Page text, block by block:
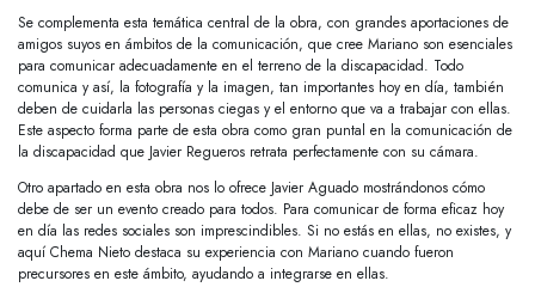
Se complementa esta temática central de la obra, con grandes aportaciones de
amigos suyos en ámbitos de la comunicación, que cree Mariano son esenciales
para comunicar adecuadamente en el terreno de la discapacidad. Todo
comunica y así, la fotografía y la imagen, tan importantes hoy en día, también
deben de cuidarla las personas ciegas y el entorno que va a trabajar con ellas.
Este aspecto forma parte de esta obra como gran puntal en la comunicación de
la discapacidad que Javier Regueros retrata perfectamente con su cámara.
Otro apartado en esta obra nos lo ofrece Javier Aguado mostrándonos cómo
debe de ser un evento creado para todos. Para comunicar de forma eficaz hoy
en día las redes sociales son imprescindibles. Si no estás en ellas, no existes, y
aquí Chema Nieto destaca su experiencia con Mariano cuando fueron
precursores en este ámbito, ayudando a integrarse en ellas.